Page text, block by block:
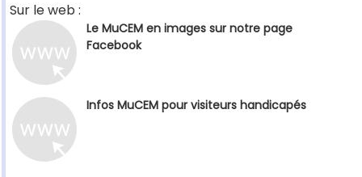
Sur le web :
Le MuCEM en images sur notre page
Facebook
Infos MuCEM pour visiteurs handicapés